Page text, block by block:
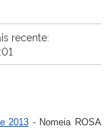
recente:
2013 - Nomeia ROSA